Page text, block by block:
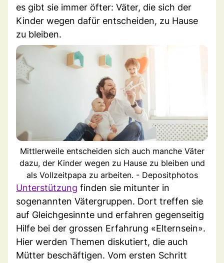
es gibt sie immer öfter: Väter, die sich der
Kinder wegen dafür entscheiden, zu Hause
zu bleiben.
Mittlerweile entscheiden sich auch manche Väter
dazu, der Kinder wegen zu Hause zu bleiben und
als Vollzeitpapa zu arbeiten. - Depositphotos
Unterstützung finden sie mitunter in
sogenannten Vätergruppen. Dort treffen sie
auf Gleichgesinnte und erfahren gegenseitig
Hilfe bei der grossen Erfahrung «Elternsein».
Hier werden Themen diskutiert, die auch
Mütter beschäftigen. Vom ersten Schritt